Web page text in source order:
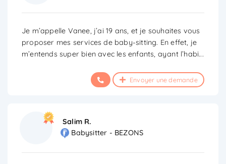
Je m’appelle Vanee, j’ai 19 ans, et je souhaites vous
proposer mes services de baby-sitting. En effet, je
m’entends super bien avec les enfants, ayant l’habi...
Envoyer une demande
Salim R.
Babysitter - BEZONS